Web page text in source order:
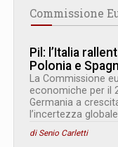
Commissione
Pil: l’Italia
Polonia e
La Commissione
economiche per il
Germania a
l’incertezza globale.
di Senio Carletti